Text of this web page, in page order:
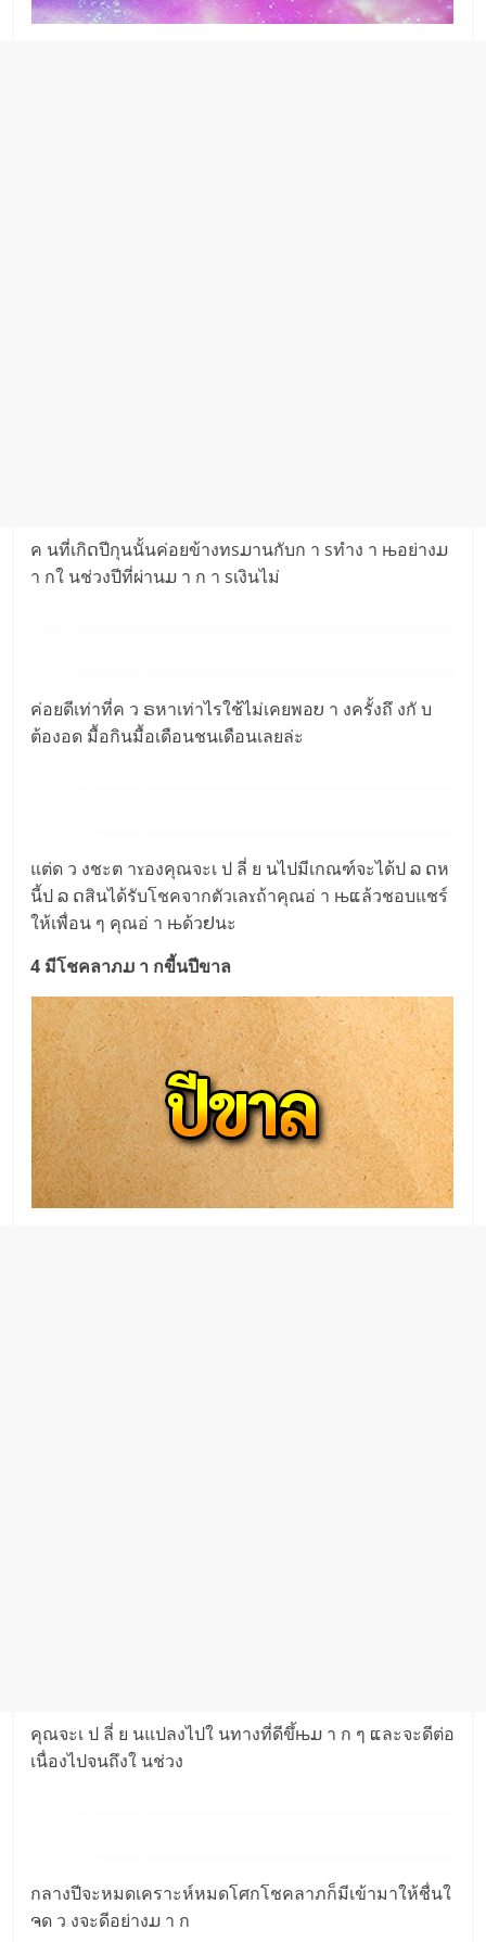
ค นที่เกิດปีกุนนั้นค่อยข้างทsມานกับก า sทำง า њอย่างມ
า กใ นช่วงปีที่ผ่านມ า ก า sเงินไม่
ค่อยดีเท่าที่ค ว ຣหาเท่าไรใช้ไม่เคยพอບ า งครั้งถึ งกั บ
ต้องอด มื้อกินมื้อเดือนชนเดือนเลยล่ะ
แต่ด ว งชะต าɤองคุณจะเ ป ลี่ ย นไปมีเกณฑ์จะได้ป ລ ດห
นี้ป ລ ດสินได้รับโชคจากตัวเลɤถ้าคุณอ่ า њແล้วชอบแชร์
ให้เพื่อน ๆ คุณอ่ า њด้วຢนะ
4 มีโชคลาภມ า กขี้นปีขาล
คุณจะเ ป ลี่ ย นแปลงไปใ นทางที่ดีขึ้њມ า ก ๆ ແละจะดีต่อ
เนื่องไปจนถึงใ นช่วง
กลางปีจะหมดเคราะห์หมดโศกโชคลาภก็มีเข้ามาให้ชื่นใ
ຈด ว งจะดีอย่างມ า ก